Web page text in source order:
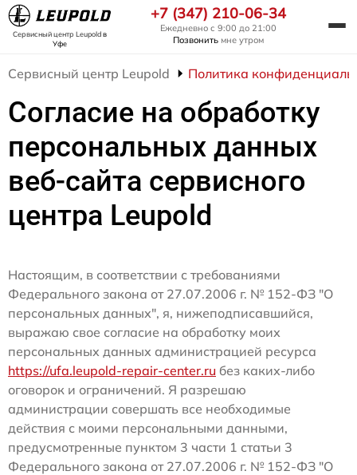
Сервисный центр Leupoldв
Уфе
+7 (347) 210-06-34
Ежедневно с 9:00 до 21:00
Позвонить мне утром
Сервисный центр Leupold Политика
Согласие на обработку
персональных данных
веб-сайта сервисного
центра Leupold
Настоящим, в соответствии с требованиями
Федерального закона от 27.07.2006 г. № 152-ФЗ "О
персональных данных", я, нижеподписавшийся,
выражаю свое согласие на обработку моих
персональных данных администрацией ресурса
https://ufa.leupold-repair-center.ru без каких-либо
оговорок и ограничений. Я разрешаю
администрации совершать все необходимые
действия с моими персональными данными,
предусмотренные пунктом 3 части 1 статьи 3
Федерального закона от 27.07.2006 г. № 152-ФЗ "О